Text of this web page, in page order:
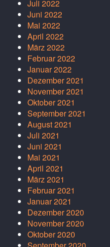
Juli 2022
Juni 2022
Mai 2022
April 2022
März 2022
Februar 2022
Januar 2022
Dezember 2021
November 2021
Oktober 2021
September 2021
August 2021
Juli 2021
Juni 2021
Mai 2021
April 2021
März 2021
Februar 2021
Januar 2021
Dezember 2020
November 2020
Oktober 2020